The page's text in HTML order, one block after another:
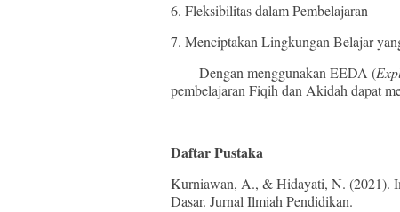
6. Fleksibilitas dalam Pembelajaran
7. Menciptakan Lingkungan Belajar
Dengan menggunakan EEDA (
pembelajaran Fiqih dan Akidah dapat
Daftar Pustaka
Kurniawan, A., & Hidayati, N. (2021).
Dasar. Jurnal Ilmiah Pendidikan.